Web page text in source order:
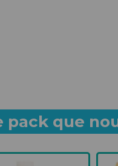
pack que